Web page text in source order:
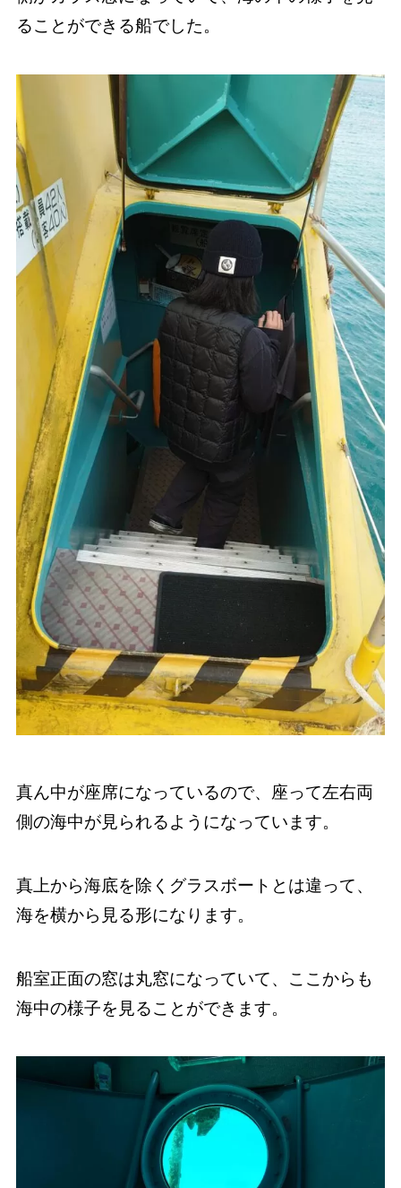
ることができる船でした。
真ん中が座席になっているので、座って左右両
側の海中が見られるようになっています。
真上から海底を除くグラスボートとは違って、
海を横から見る形になります。
船室正面の窓は丸窓になっていて、ここからも
海中の様子を見ることができます。